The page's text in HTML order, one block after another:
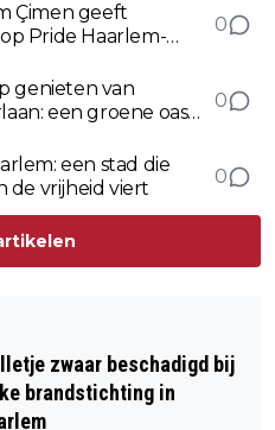
Çimen geeft
Pride Haarlem-
0
genieten van
een groene oase
0
een stad die
de vrijheid viert
0
zwaar beschadigd bij
brandstichting in